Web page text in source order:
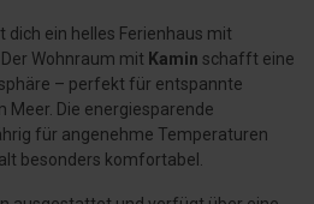
dich ein helles Ferienhaus mit
Wohnraum mit Kamin schafft eine
– perfekt für entspannte
Meer. Die energiesparende
für angenehme Temperaturen
besonders komfortabel.